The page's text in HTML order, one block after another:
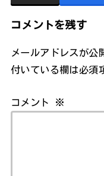
コメントを残す
メールアドレスが公
付いている欄は必須
コメント ※